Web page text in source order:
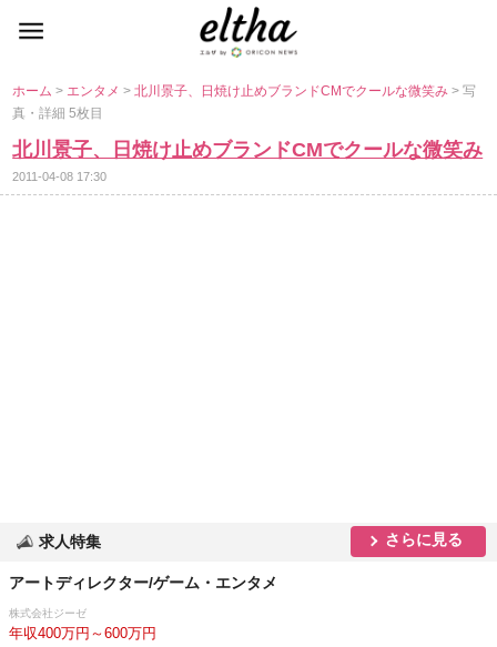
ホーム> エンタメ>北川景子、日焼け止めブランドCMでクールな微笑み> 写
真・詳細 5枚目
北川景子、日焼け止めブランドCMでクールな微笑み
2011-04-08 17:30
求人特集 さらに見る
アートディレクター/ゲーム・エンタメ
株式会社ジーゼ
年収400万円～600万円